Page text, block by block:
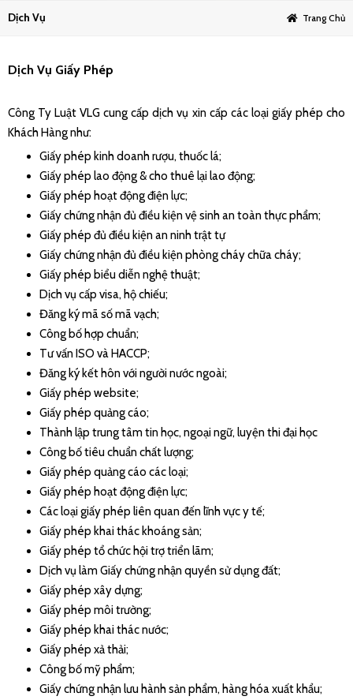
Dịch Vụ Trang Chủ
Dịch Vụ Giấy Phép
Công Ty Luật VLG cung cấp dịch vụ xin cấp các loại giấy phép cho
Khách Hàng như:
Giấy phép kinh doanh rượu, thuốc lá;
Giấy phép lao động & cho thuê lại lao động;
Giấy phép hoạt động điện lực;
Giấy chứng nhận đủ điều kiện vệ sinh an toàn thực phẩm;
Giấy phép đủ điều kiện an ninh trật tự
Giấy chứng nhận đủ điều kiện phòng cháy chữa cháy;
Giấy phép biểu diễn nghệ thuật;
Dịch vụ cấp visa, hộ chiếu;
Đăng ký mã số mã vạch;
Công bố hợp chuẩn;
Tư vấn ISO và HACCP;
Đăng ký kết hôn với người nước ngoài;
Giấy phép website;
Giấy phép quảng cáo;
Thành lập trung tâm tin học, ngoại ngữ, luyện thi đại học
Công bố tiêu chuẩn chất lượng;
Giấy phép quảng cáo các loại;
Giấy phép hoạt động điện lực;
Các loại giấy phép liên quan đến lĩnh vực y tế;
Giấy phép khai thác khoáng sản;
Giấy phép tổ chức hội trợ triển lãm;
Dịch vụ làm Giấy chứng nhận quyền sử dụng đất;
Giấy phép xây dựng;
Giấy phép môi trường;
Giấy phép khai thác nước;
Giấy phép xả thải;
Công bố mỹ phẩm;
Giấy chứng nhận lưu hành sản phẩm, hàng hóa xuất khẩu;